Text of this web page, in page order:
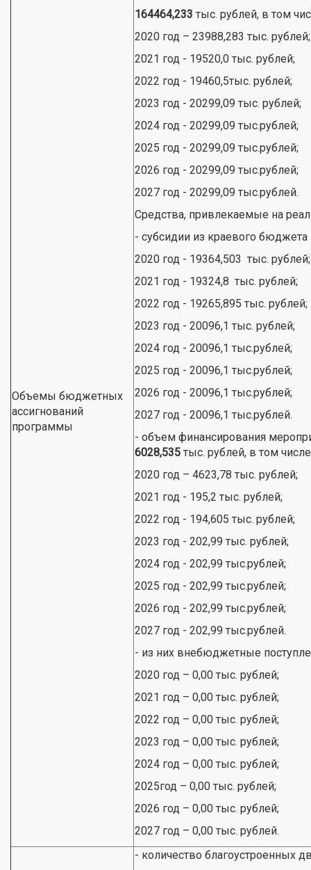
Объемы бюджетных
ассигнований
программы
164464,233 тыс. рублей, в том
2020 год – 23988,283 тыс. рублей;
2021 год - 19520,0 тыс. рублей;
2022 год - 19460,5тыс. рублей;
2023 год - 20299,09 тыс. рублей;
2024 год - 20299,09 тыс.рублей;
2025 год - 20299,09 тыс.рублей;
2026 год - 20299,09 тыс.рублей;
2027 год - 20299,09 тыс.рублей.
Средства, привлекаемые на
- субсидии из краевого
2020 год - 19364,503 тыс. рублей;
2021 год - 19324,8 тыс. рублей;
2022 год - 19265,895 тыс. рублей;
2023 год - 20096,1 тыс. рублей;
2024 год - 20096,1 тыс.рублей;
2025 год - 20096,1 тыс.рублей;
2026 год - 20096,1 тыс.рублей;
2027 год - 20096,1 тыс.рублей.
- объем финансирования
6028,535 тыс. рублей, в том
2020 год – 4623,78 тыс. рублей;
2021 год - 195,2 тыс. рублей;
2022 год - 194,605 тыс. рублей;
2023 год - 202,99 тыс. рублей;
2024 год - 202,99 тыс.рублей;
2025 год - 202,99 тыс.рублей;
2026 год - 202,99 тыс.рублей;
2027 год - 202,99 тыс.рублей.
- из них внебюджетные
2020 год – 0,00 тыс. рублей;
2021 год – 0,00 тыс. рублей;
2022 год – 0,00 тыс. рублей;
2023 год – 0,00 тыс. рублей;
2024 год – 0,00 тыс. рублей;
2025год – 0,00 тыс. рублей;
2026 год – 0,00 тыс. рублей;
2027 год – 0,00 тыс. рублей.
- количество благоустроенных